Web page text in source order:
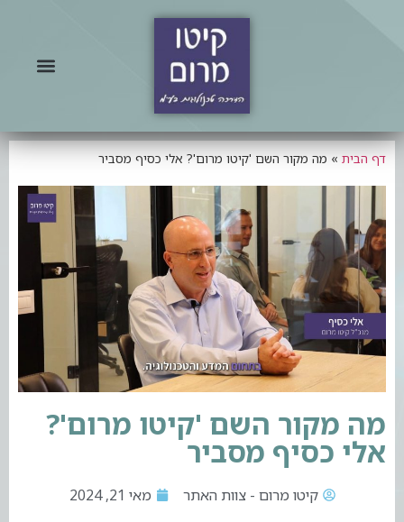
דף הבית » מה מקור השם 'קיטו מרום'? אלי כסיף מסביר
מה מקור השם 'קיטו מרום'?
אלי כסיף מסביר
קיטו מרום - צוות האתר מאי 21, 2024